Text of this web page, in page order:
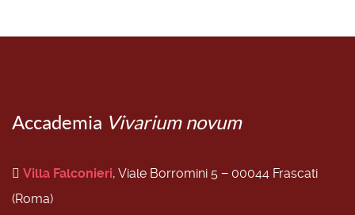
Accademia Vivarium novum
Villa Falconieri, Viale Borromini 5 − 00044 Frascati
(Roma)